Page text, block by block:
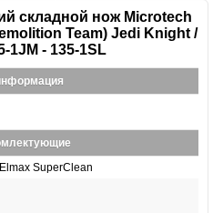
складной нож Microtech
Team) Jedi Knight /
1JM - 135-1SL
SuperClean